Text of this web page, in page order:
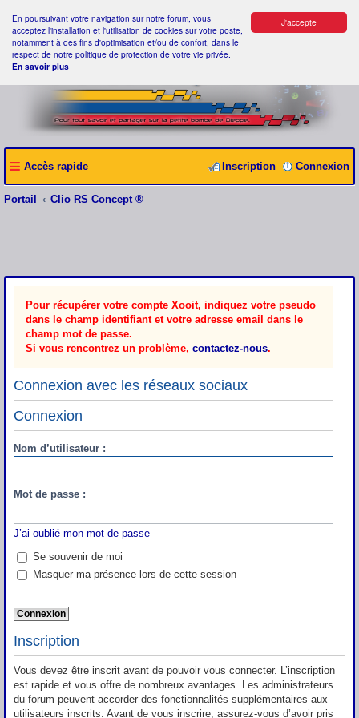
J'accepte
En poursuivant votre navigation sur notre forum, vous
acceptez l'installation et l'utilisation de cookies sur votre poste,
notamment à des fins d'optimisation et/ou de confort, dans le
respect de notre politique de protection de votre vie privée.
En savoir plus
Accès rapide Connexion
Inscription
Portail Clio RS Concept ®
Pour récupérer votre compte Xooit, indiquez votre pseudo
dans le champ identifiant et votre adresse email dans le
champ mot de passe.
Si vous rencontrez un problème, contactez-nous.
Connexion avec les réseaux sociaux
Connexion
Nom d’utilisateur :
Mot de passe :
J’ai oublié mon mot de passe
Se souvenir de moi
Masquer ma présence lors de cette session
Inscription
Vous devez être inscrit avant de pouvoir vous connecter. L’inscription
est rapide et vous offre de nombreux avantages. Les administrateurs
du forum peuvent accorder des fonctionnalités supplémentaires aux
utilisateurs inscrits. Avant de vous inscrire, assurez-vous d’avoir pris